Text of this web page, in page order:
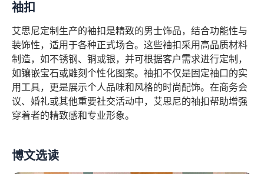
袖扣
艾思尼定制生产的袖扣是精致的男士饰品，结合功能性与
装饰性，适用于各种正式场合。这些袖扣采用高品质材料
制造，如不锈钢、铜或银，并可根据客户需求进行定制，
如镶嵌宝石或雕刻个性化图案。袖扣不仅是固定袖口的实
用工具，更是展示个人品味和风格的时尚配饰。在商务会
议、婚礼或其他重要社交活动中，艾思尼的袖扣帮助增强
穿着者的精致感和专业形象。
博文选读